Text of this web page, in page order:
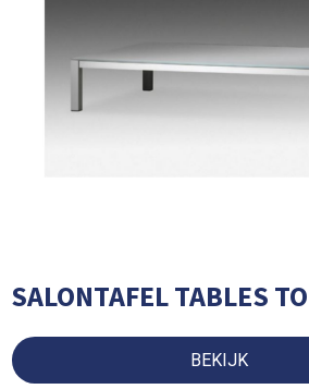
SALONTAFEL TABLES
BEKIJK